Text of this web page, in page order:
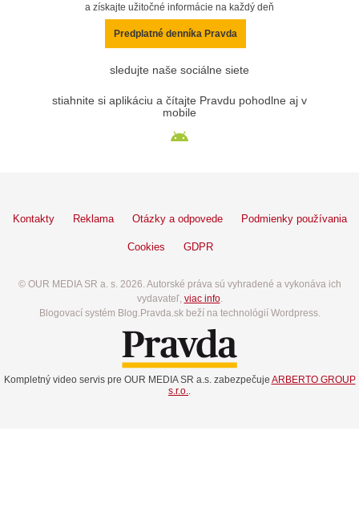
a získajte užitočné informácie na každý deň
Predplatné denníka Pravda
sledujte naše sociálne siete
stiahnite si aplikáciu a čítajte Pravdu pohodlne aj v
mobile
Kontakty Reklama Otázky a odpovede Podmienky používania
Cookies GDPR
© OUR MEDIA SR a. s. 2026. Autorské práva sú vyhradené a vykonáva ich
vydavateľ, viac info.
Blogovací systém Blog.Pravda.sk beží na technológií Wordpress.
Kompletný video servis pre OUR MEDIA SR a.s. zabezpečuje ARBERTO GROUP
s.r.o.